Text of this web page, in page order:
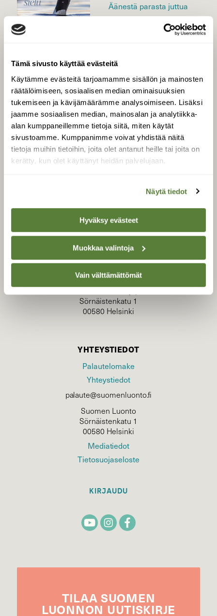
Tämä sivusto käyttää evästeitä
Käytämme evästeitä tarjoamamme sisällön ja mainosten
räätälöimiseen, sosiaalisen median ominaisuuksien
tukemiseen ja kävijämäärämme analysoimiseen. Lisäksi
jaamme sosiaalisen median, mainosalan ja analytiikka-
alan kumppaneillemme tietoja siitä, miten käytät
sivustoamme. Kumppanimme voivat yhdistää näitä
tietoja muihin tietoihin, joita olet antanut heille tai joita on
kerätty, kun olet käyttänyt heidän palvelujaan.
Näytä tiedot
Hyväksy evästeet
Muokkaa valintoja
Vain välttämättömät
Äänestä parasta juttua
SUOMEN LUONNON­
SUOJELU­LIITTO
Suomen Luonto -lehden
kustantaja onSuomen
luonnonsuojelu­liitto.
tilaajapalvelu@sll.fi
(09) 228 08 210 (arkisin klo 9-15)
Suomen Luonto/tilaajapalvelu
Sörnäistenkatu 1
00580 Helsinki
YHTEYSTIEDOT
Palautelomake
Yhteystiedot
palaute@suomenluonto.fi
Suomen Luonto
Sörnäistenkatu 1
00580 Helsinki
Mediatiedot
Tietosuojaseloste
KIRJAUDU
TILAA SUOMEN
LUONNON UUTIS­KIRJE